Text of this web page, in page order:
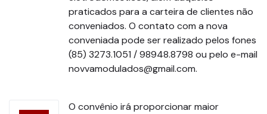
praticados para a carteira de clientes não
conveniados. O contato com a nova
conveniada pode ser realizado pelos fones
(85) 3273.1051 / 98948.8798 ou pelo e-mail
novvamodulados@gmail.com.
O convênio irá proporcionar maior